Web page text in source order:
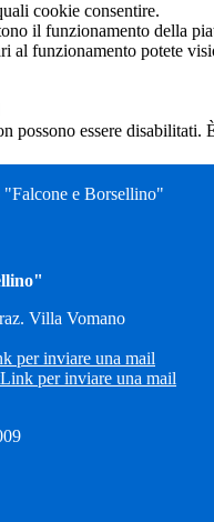
cookie consentire.
il funzionamento della
al funzionamento potete
possono essere
e Borsellino"
Villa Vomano
per inviare una mail
Link per inviare una mail